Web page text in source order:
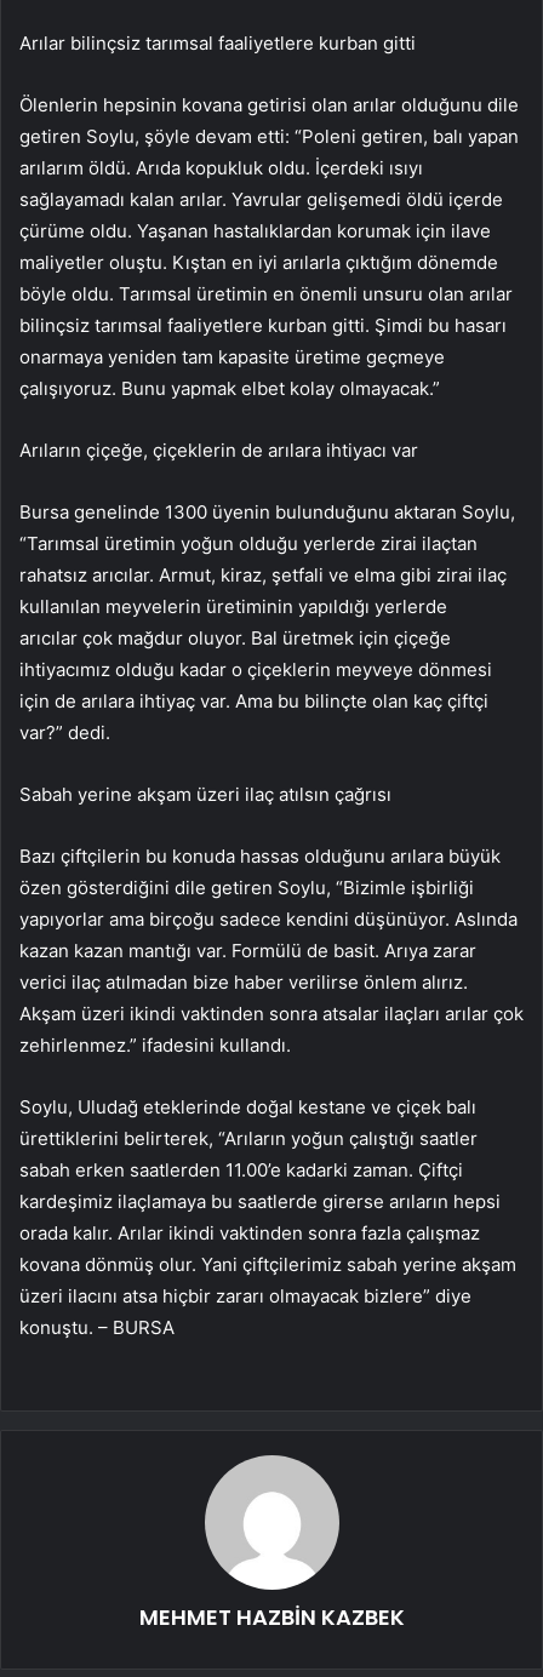
Arılar bilinçsiz tarımsal faaliyetlere kurban gitti
Ölenlerin hepsinin kovana getirisi olan arılar olduğunu dile
getiren Soylu, şöyle devam etti: “Poleni getiren, balı yapan
arılarım öldü. Arıda kopukluk oldu. İçerdeki ısıyı
sağlayamadı kalan arılar. Yavrular gelişemedi öldü içerde
çürüme oldu. Yaşanan hastalıklardan korumak için ilave
maliyetler oluştu. Kıştan en iyi arılarla çıktığım dönemde
böyle oldu. Tarımsal üretimin en önemli unsuru olan arılar
bilinçsiz tarımsal faaliyetlere kurban gitti. Şimdi bu hasarı
onarmaya yeniden tam kapasite üretime geçmeye
çalışıyoruz. Bunu yapmak elbet kolay olmayacak.”
Arıların çiçeğe, çiçeklerin de arılara ihtiyacı var
Bursa genelinde 1300 üyenin bulunduğunu aktaran Soylu,
“Tarımsal üretimin yoğun olduğu yerlerde zirai ilaçtan
rahatsız arıcılar. Armut, kiraz, şetfali ve elma gibi zirai ilaç
kullanılan meyvelerin üretiminin yapıldığı yerlerde
arıcılar çok mağdur oluyor. Bal üretmek için çiçeğe
ihtiyacımız olduğu kadar o çiçeklerin meyveye dönmesi
için de arılara ihtiyaç var. Ama bu bilinçte olan kaç çiftçi
var?” dedi.
Sabah yerine akşam üzeri ilaç atılsın çağrısı
Bazı çiftçilerin bu konuda hassas olduğunu arılara büyük
özen gösterdiğini dile getiren Soylu, “Bizimle işbirliği
yapıyorlar ama birçoğu sadece kendini düşünüyor. Aslında
kazan kazan mantığı var. Formülü de basit. Arıya zarar
verici ilaç atılmadan bize haber verilirse önlem alırız.
Akşam üzeri ikindi vaktinden sonra atsalar ilaçları arılar çok
zehirlenmez.” ifadesini kullandı.
Soylu, Uludağ eteklerinde doğal kestane ve çiçek balı
ürettiklerini belirterek, “Arıların yoğun çalıştığı saatler
sabah erken saatlerden 11.00’e kadarki zaman. Çiftçi
kardeşimiz ilaçlamaya bu saatlerde girerse arıların hepsi
orada kalır. Arılar ikindi vaktinden sonra fazla çalışmaz
kovana dönmüş olur. Yani çiftçilerimiz sabah yerine akşam
üzeri ilacını atsa hiçbir zararı olmayacak bizlere” diye
konuştu. – BURSA
MEHMET HAZBİN KAZBEK